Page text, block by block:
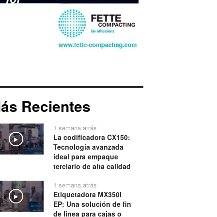
Recientes
Play
1 semana atrás
La codificadora CX150:
Tecnología avanzada
ideal para empaque
terciario de alta calidad
Play
1 semana atrás
Etiquetadora MX350i
EP: Una solución de fin
de línea para cajas o